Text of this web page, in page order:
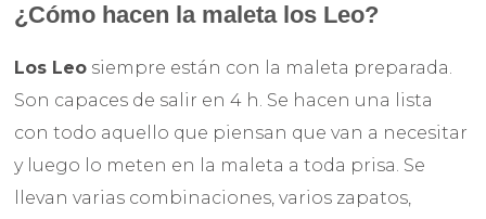
¿Cómo hacen la maleta los Leo?
Los Leo siempre están con la maleta preparada.
Son capaces de salir en 4 h. Se hacen una lista
con todo aquello que piensan que van a necesitar
y luego lo meten en la maleta a toda prisa. Se
llevan varias combinaciones, varios zapatos,